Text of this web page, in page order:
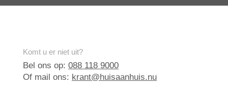
Komt u er niet uit?
Bel ons op: 088 118 9000
Of mail ons: krant@huisaanhuis.nu